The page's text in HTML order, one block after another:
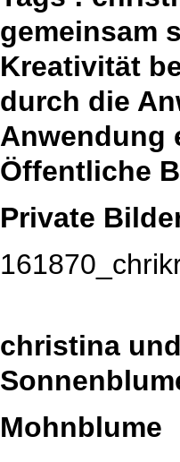
gemeinsam
Kreativität
durch die
Anwendung
Öffentliche
Private
christina
Mohnblume